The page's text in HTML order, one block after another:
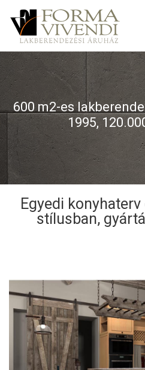
600 m2-es
1995,
Egyedi
stílusban,